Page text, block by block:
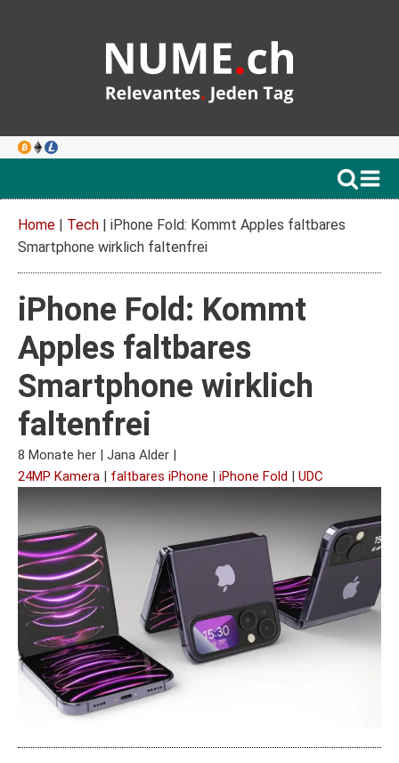
Home | Tech | iPhone Fold: Kommt Apples faltbares
Smartphone wirklich faltenfrei
iPhone Fold: Kommt
Apples faltbares
Smartphone wirklich
faltenfrei
8 Monate her | Jana Alder |
24MP Kamera | faltbares iPhone | iPhone Fold | UDC